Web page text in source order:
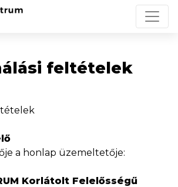
feltételek
a honlap üzemeltetője:
Korlátolt Felelősségű